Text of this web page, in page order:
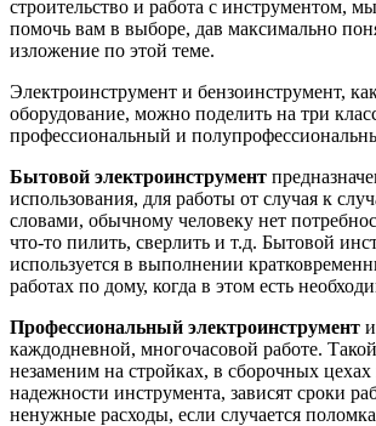
строительство и работа с инструментом,
помочь вам в выборе, дав максимально
изложение по этой теме.
Электроинструмент и бензоинструмент,
оборудование, можно поделить на три
профессиональный и
Бытовой электроинструмент
использования, для работы от случая к
словами, обычному человеку нет
что-то пилить, сверлить и т.д. Бытовой
используется в выполнении
работах по дому, когда в этом есть
Профессиональный электроинструмент
каждодневной, многочасовой работе.
незаменим на стройках, в сборочных цехах
надежности инструмента, зависят сроки
ненужные расходы, если случается